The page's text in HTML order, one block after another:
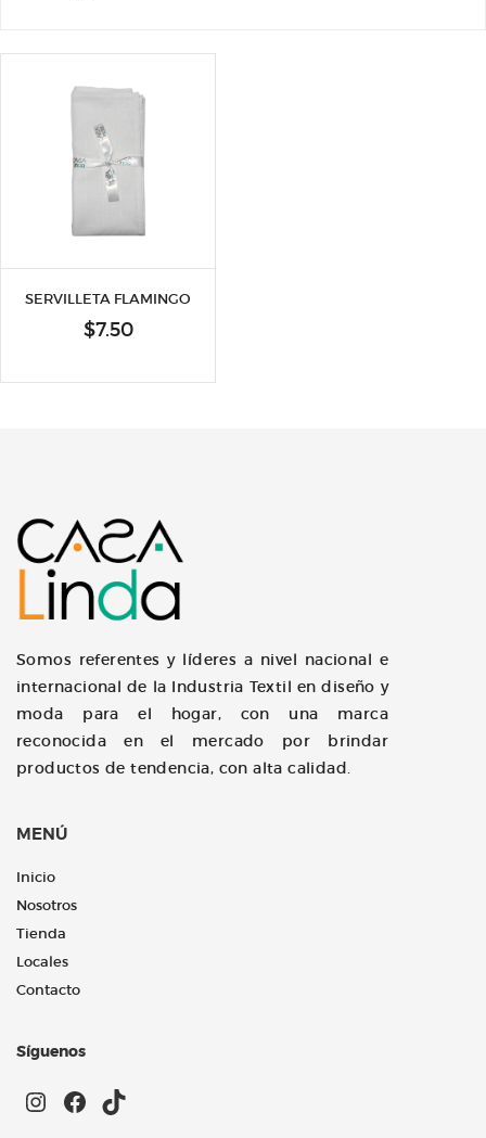
SERVILLETA FLAMINGO
$7.50
Somos referentes y líderes a nivel nacional e
internacional de la Industria Textil en diseño y
moda para el hogar, con una marca
reconocida en el mercado por brindar
productos de tendencia, con alta calidad.
MENÚ
Inicio
Nosotros
Tienda
Locales
Contacto
Síguenos
Instagram
Facebook
TikTok